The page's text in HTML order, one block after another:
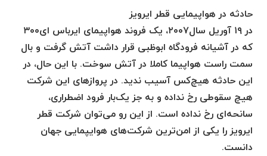
حادثه در هواپیمایی قطر ایرویز
در ۱۹ آوریل سال۲۰۰۷، یک فروند هواپیمای ایرباس ای۳۰۰
که در آشیانه فرودگاه ابوظبی قرار داشت آتش گرفت و بال
سمت راست هواپیما کاملا در آتش سوخت. با این حال، در
این حادثه هیچ‌کس آسیب ندید. در پروازهای این شرکت
هیچ سقوطی رخ نداده و به جز یک‌بار فرود اضطراری،
سانحه‌ای رخ نداده است. از این رو می‌توان شرکت قطر
ایرویز را یکی از امن‌ترین شرکت‌های هوایپمایی جهان
دانست.